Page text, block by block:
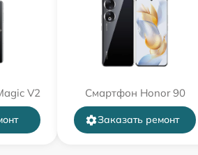
V2 Смартфон Honor 90
Заказать ремонт